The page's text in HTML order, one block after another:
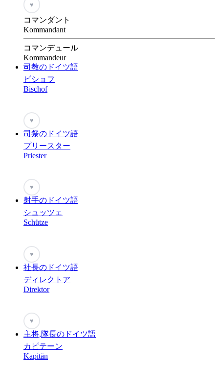
♥
コマンダント
Kommandant
コマンデュール
Kommandeur
司教のドイツ語
ビショフ
Bischof
♥
司祭のドイツ語
プリースター
Priester
♥
射手のドイツ語
シュッツェ
Schütze
♥
社長のドイツ語
ディレクトア
Direktor
♥
主将,隊長のドイツ語
カピテーン
Kapitän